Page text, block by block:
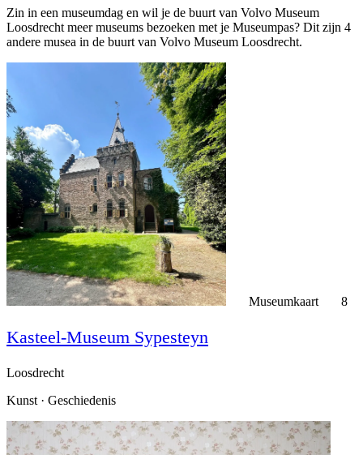
Zin in een museumdag en wil je de buurt van Volvo Museum
Loosdrecht meer museums bezoeken met je Museumpas? Dit zijn 4
andere musea in de buurt van Volvo Museum Loosdrecht.
Museumkaart 8
Kasteel-Museum Sypesteyn
Loosdrecht
Kunst · Geschiedenis